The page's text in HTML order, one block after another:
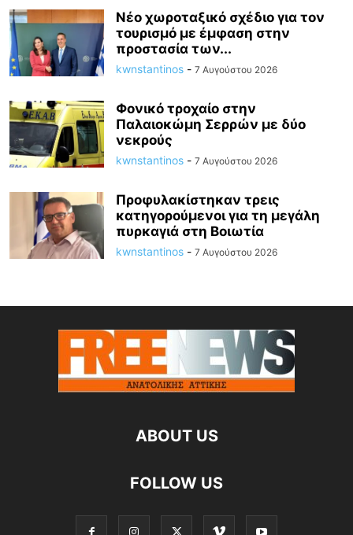
Νέο χωροταξικό σχέδιο για τον
τουρισμό με έμφαση στην
προστασία των...
kwnstantinos - 7 Αυγούστου 2026
Φονικό τροχαίο στην
Παλαιοκώμη Σερρών με δύο
νεκρούς
kwnstantinos - 7 Αυγούστου 2026
Προφυλακίστηκαν τρεις
κατηγορούμενοι για τη μεγάλη
πυρκαγιά στη Βοιωτία
kwnstantinos - 7 Αυγούστου 2026
ABOUT US
FOLLOW US